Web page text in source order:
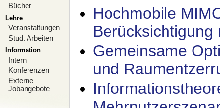
Bücher
Lehre
Veranstaltungen
Stud. Arbeiten
Information
Intern
Konferenzen
Externe
Jobangebote
Hochmobile
Berücksichtigung
Gemeinsame
und